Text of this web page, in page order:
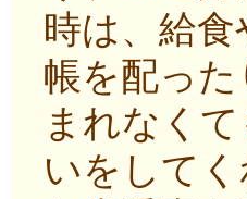
時は、給
帳を配っ
まれなく
いをして